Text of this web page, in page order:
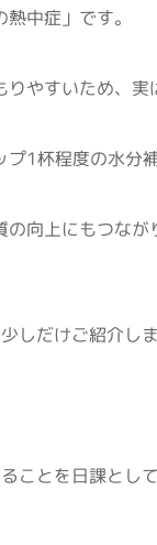
中症」です。
やすいため、
1杯程度の水分
向上にもつなが
しだけご紹介しま
ことを日課として